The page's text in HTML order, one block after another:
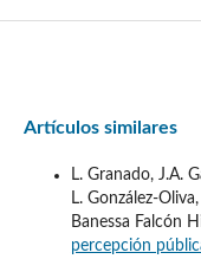
Artículos similares
L. Granado, J.A.
L. González-
Banessa Falcón
percepción